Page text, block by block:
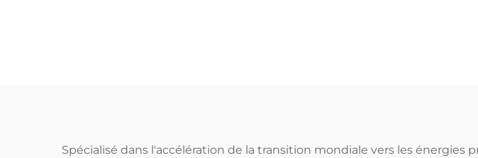
Spécialisé dans l'accélération de la transition mondiale vers les